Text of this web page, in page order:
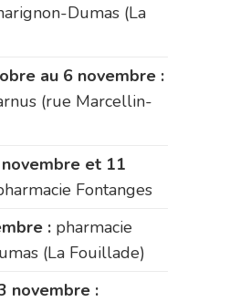
Dumas (La
au 6 novembre :
(rue Marcellin-
et 11
Fontanges
: pharmacie
(La Fouillade)
novembre :